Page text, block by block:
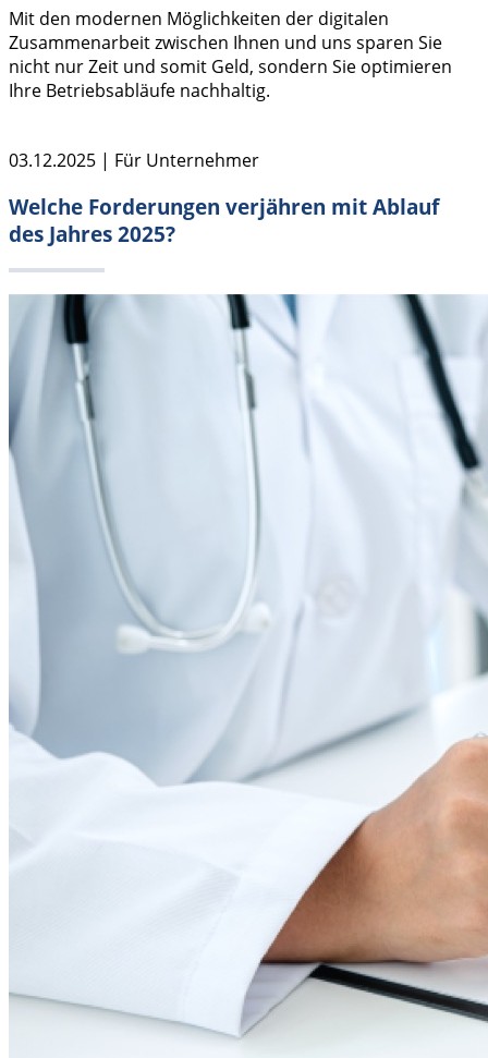
Mit den modernen Möglichkeiten der digitalen
Zusammenarbeit zwischen Ihnen und uns sparen Sie
nicht nur Zeit und somit Geld, sondern Sie optimieren
Ihre Betriebsabläufe nachhaltig.
03.12.2025 | Für Unternehmer
Welche Forderungen verjähren mit Ablauf
des Jahres 2025?